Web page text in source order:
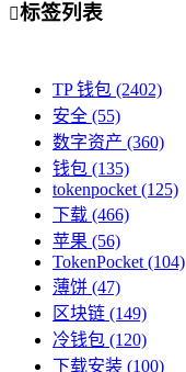
标签列表
TP 钱包 (2402)
安全 (55)
数字资产 (360)
钱包 (135)
tokenpocket (125)
下载 (466)
苹果 (56)
TokenPocket (104)
薄饼 (47)
区块链 (149)
冷钱包 (120)
下载安装 (100)